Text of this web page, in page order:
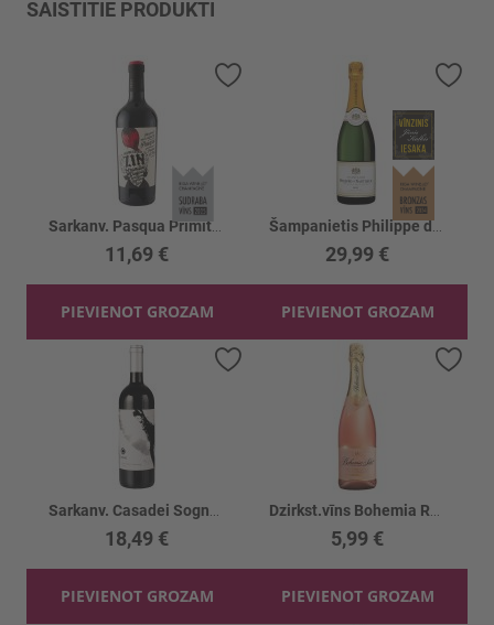
SAISTĪTIE PRODUKTI
11,69 €
PIEVIENOT GROZAM
Pievienot vēlmju sarakstam
Šampanietis Philippe de Nantheuil Brut 12%
29,99 €
PIEVIENOT GROZAM
18,49 €
PIEVIENOT GROZAM
Pievienot vēlmju sarakstam
5,99 €
PIEVIENOT GROZAM